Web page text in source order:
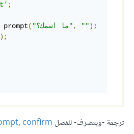
;
prompt( "ما اسمك؟", "");
);
ترجمة -وبتصرف- للفصل confirm